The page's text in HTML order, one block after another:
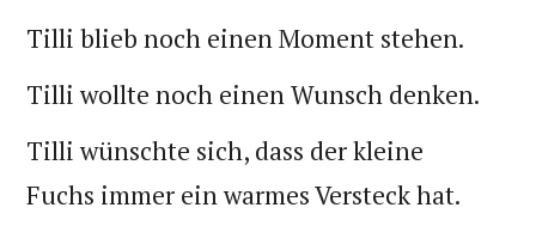
Tilli blieb noch einen Moment stehen.
Tilli wollte noch einen Wunsch denken.
Tilli wünschte sich, dass der kleine
Fuchs immer ein warmes Versteck hat.